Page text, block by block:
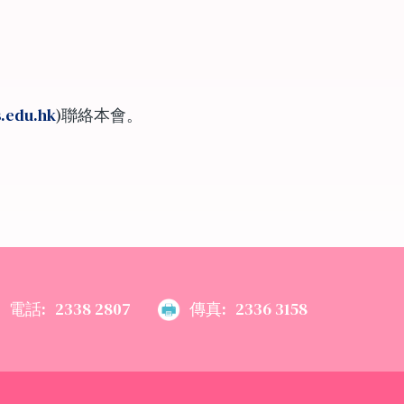
)聯絡本會。
電話: 2338 2807 傳真: 2336 3158